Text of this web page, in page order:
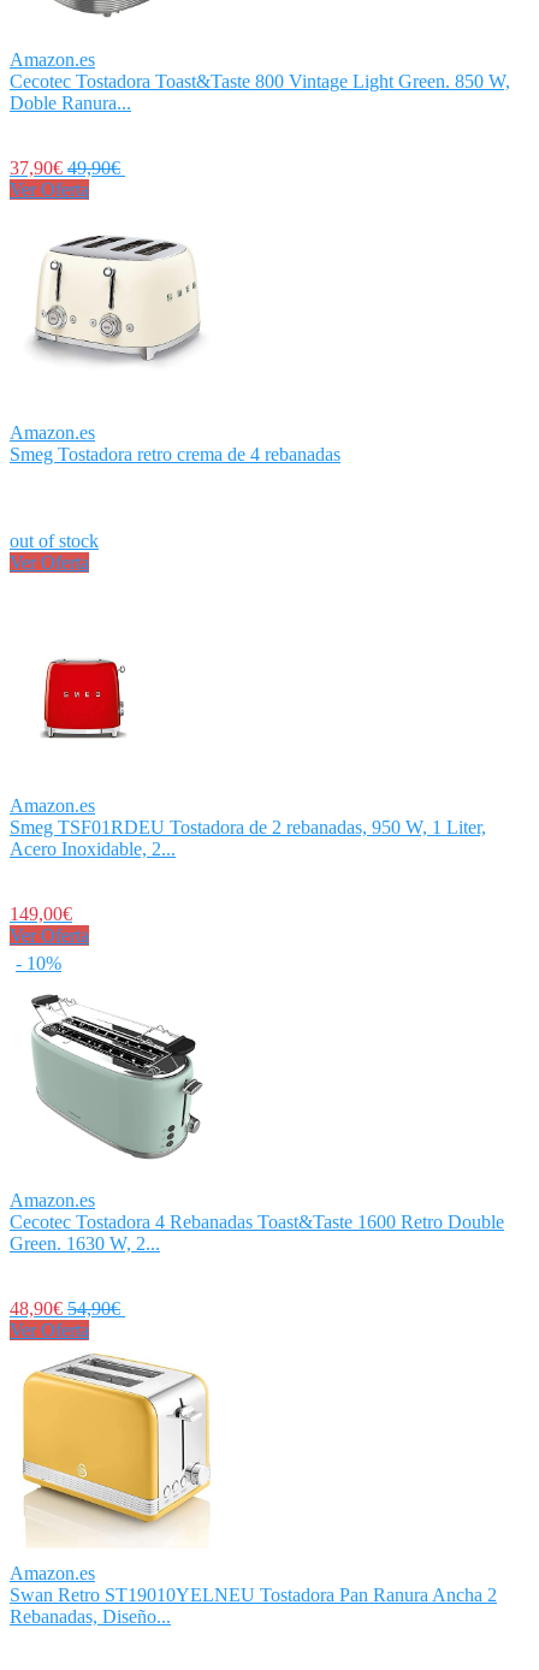
Amazon.es
Cecotec Tostadora Toast&Taste 800 Vintage Light Green. 850 W,
Doble Ranura...
37,90€ 49,90€
Ver Oferta
Amazon.es
Smeg Tostadora retro crema de 4 rebanadas
out of stock
Ver Oferta
Amazon.es
Smeg TSF01RDEU Tostadora de 2 rebanadas, 950 W, 1 Liter,
Acero Inoxidable, 2...
149,00€
Ver Oferta
- 10%
Amazon.es
Cecotec Tostadora 4 Rebanadas Toast&Taste 1600 Retro Double
Green. 1630 W, 2...
48,90€ 54,90€
Ver Oferta
Amazon.es
Swan Retro ST19010YELNEU Tostadora Pan Ranura Ancha 2
Rebanadas, Diseño...